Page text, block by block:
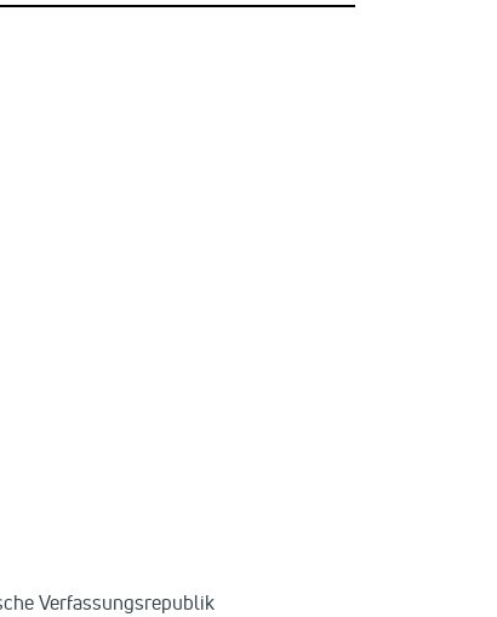
Verfassungsrepublik